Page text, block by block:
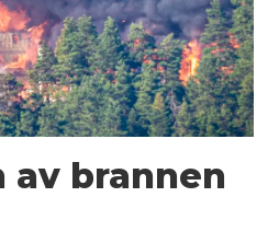
av brannen